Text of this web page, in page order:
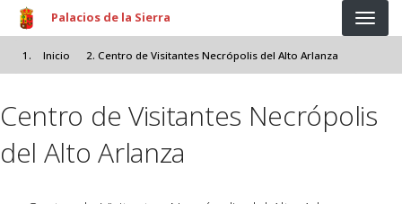
Pasar al contenido principal
Palacios de la Sierra
Inicio Centro de Visitantes Necrópolis del Alto Arlanza
Centro de Visitantes Necrópolis
del Alto Arlanza